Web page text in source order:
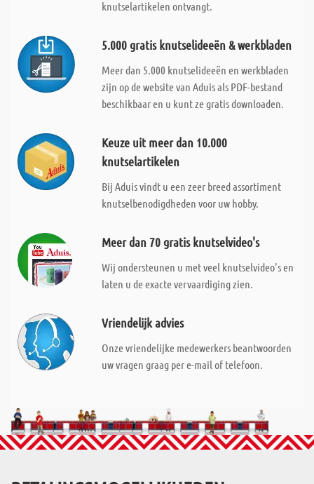
knutselartikelen ontvangt.
5.000 gratis knutselideeën & werkbladen
Meer dan 5.000 knutselideeën en werkbladen
zijn op de website van Aduis als PDF-bestand
beschikbaar en u kunt ze gratis downloaden.
Keuze uit meer dan 10.000
knutselartikelen
Bij Aduis vindt u een zeer breed assortiment
knutselbenodigdheden voor uw hobby.
Meer dan 70 gratis knutselvideo's
Wij ondersteunen u met veel knutselvideo's en
laten u de exacte vervaardiging zien.
Vriendelijk advies
Onze vriendelijke medewerkers beantwoorden
uw vragen graag per e-mail of telefoon.